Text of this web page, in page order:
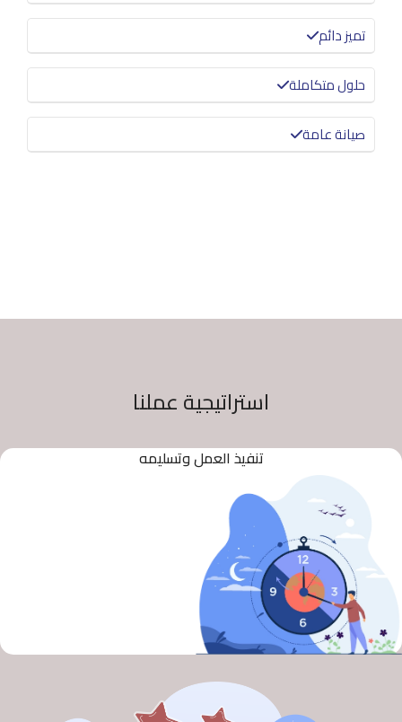
تميز دائم
حلول متكاملة
صيانة عامة
استراتيجية عملنا
تنفيذ العمل وتسليمه